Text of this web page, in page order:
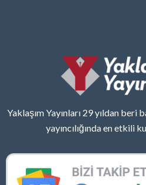
Yaklaşım Yayınları 29 yıldan beri
yayıncılığında en etkili